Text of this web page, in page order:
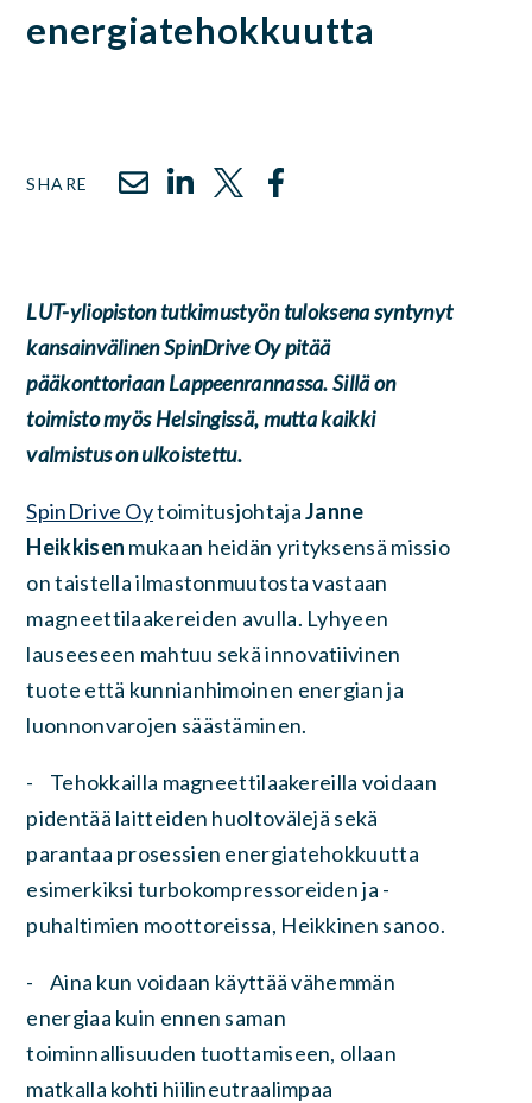
energiatehokkuutta
SHARE
LUT-yliopiston tutkimustyön tuloksena syntynyt
kansainvälinen SpinDrive Oy pitää
pääkonttoriaan Lappeenrannassa. Sillä on
toimisto myös Helsingissä, mutta kaikki
valmistus on ulkoistettu.
SpinDrive OytoimitusjohtajaJanne
Heikkisen mukaan heidän yrityksensä missio
on taistella ilmastonmuutosta vastaan
magneettilaakereiden avulla. Lyhyeen
lauseeseen mahtuu sekä innovatiivinen
tuote että kunnianhimoinen energian ja
luonnonvarojen säästäminen.
- Tehokkailla magneettilaakereilla voidaan
pidentää laitteiden huoltovälejä sekä
parantaa prosessien energiatehokkuutta
esimerkiksi turbokompressoreiden ja -
puhaltimien moottoreissa, Heikkinen sanoo.
- Aina kun voidaan käyttää vähemmän
energiaa kuin ennen saman
toiminnallisuuden tuottamiseen, ollaan
matkalla kohti hiilineutraalimpaa